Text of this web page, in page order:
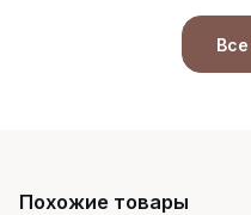
Похожие товары